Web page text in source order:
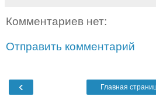
Комментариев нет:
Отправить комментарий
‹ Главная